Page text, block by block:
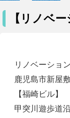
【リノベ
リノベーショ
鹿児島市新屋
【福崎ビル】
甲突川遊歩道